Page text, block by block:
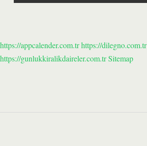
https://appcalender.com.trhttps://dilegno.com.tr
https://gunlukkiralikdaireler.com.trSitemap